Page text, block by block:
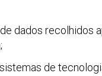
dados recolhidos
de